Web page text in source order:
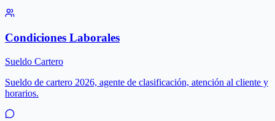
Condiciones Laborales
Sueldo Cartero
Sueldo de cartero 2026, agente de clasificación, atención al cliente y
horarios.